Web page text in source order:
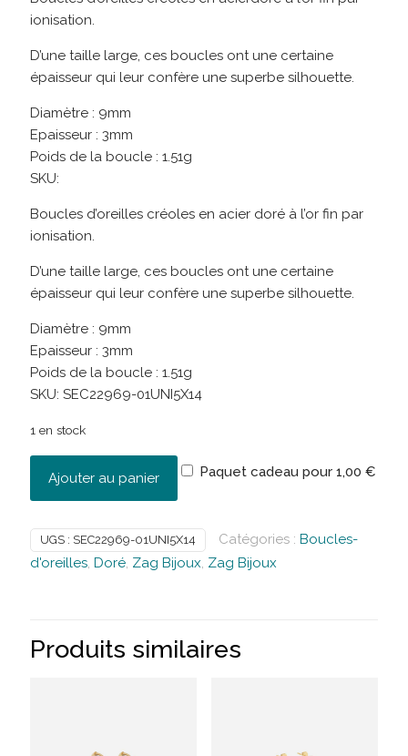
ionisation.
D’une taille large, ces boucles ont une certaine
épaisseur qui leur confère une superbe silhouette.
Diamètre : 9mm
Epaisseur : 3mm
Poids de la boucle : 1.51g
SKU:
Boucles d’oreilles créoles en acier doré à l’or fin par
ionisation.
D’une taille large, ces boucles ont une certaine
épaisseur qui leur confère une superbe silhouette.
Diamètre : 9mm
Epaisseur : 3mm
Poids de la boucle : 1.51g
SKU: SEC22969-01UNI5X14
1 en stock
Ajouter au panier Paquet cadeau pour 1,00 €
UGS : SEC22969-01UNI5X14 Catégories : Boucles-
d'oreilles, Doré, Zag Bijoux, Zag Bijoux
Produits similaires